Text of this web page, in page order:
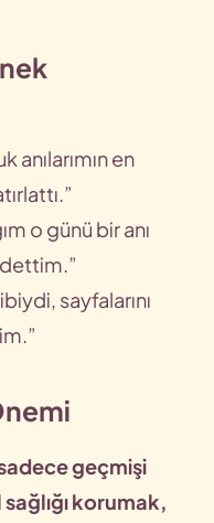
en
o günü bir anı
sayfalarını
geçmişi
korumak,